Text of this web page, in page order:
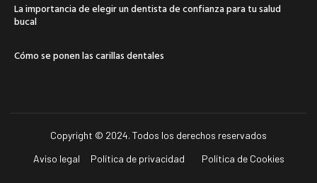
La importancia de elegir un dentista de confianza para tu salud
bucal
Cómo se ponen las carillas dentales
Copyright © 2024. Todos los derechos reservados
Aviso legal
Política de privacidad Política de Cookies